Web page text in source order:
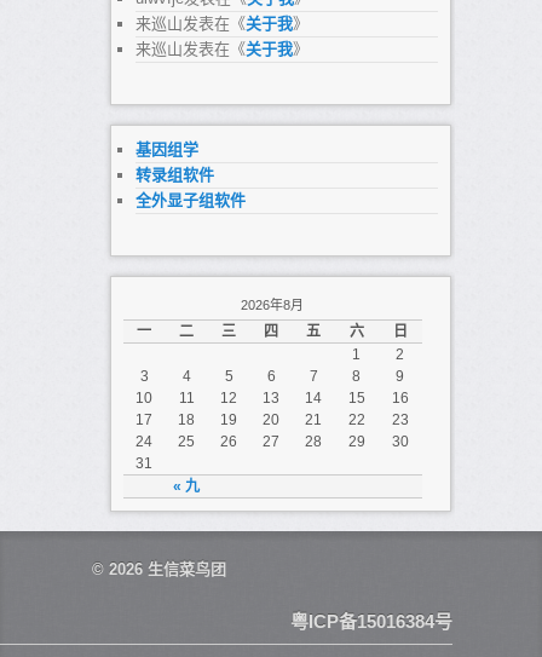
来巡山发表在《关于我》
来巡山发表在《关于我》
基因组学
转录组软件
全外显子组软件
2026年8月
一 二 三 四 五 六 日
« 九
1
2
3
4 5 6 7 8
9
10
11 12 13 14 15
16
17
18 19 20 21 22
23
24
25 26 27 28 29
30
31
© 2026 生信菜鸟团
粤ICP备15016384号